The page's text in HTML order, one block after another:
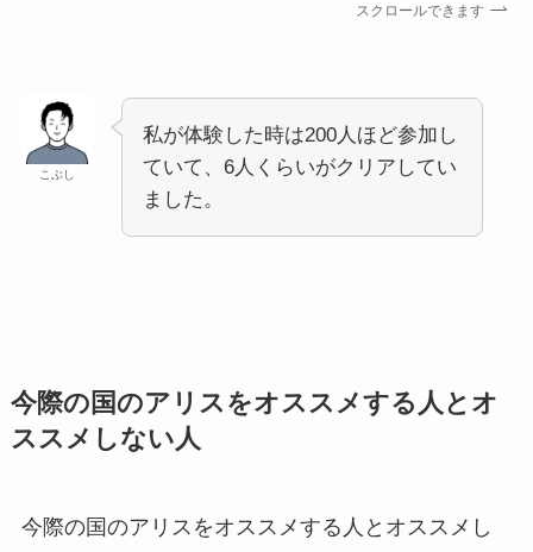
スクロールできます
こぶし
私が体験した時は200人ほど参加し
ていて、6人くらいがクリアしてい
ました。
今際の国のアリスをオススメする人とオ
ススメしない人
今際の国のアリスをオススメする人とオススメし